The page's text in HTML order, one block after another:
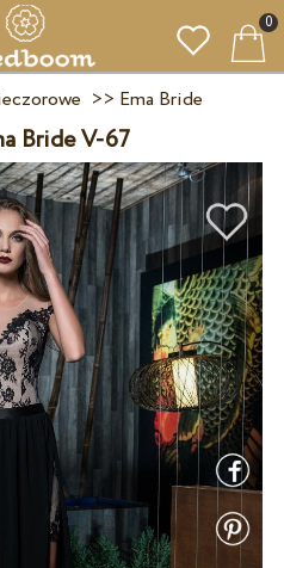
0
>> Ema Bride
Bride V-67